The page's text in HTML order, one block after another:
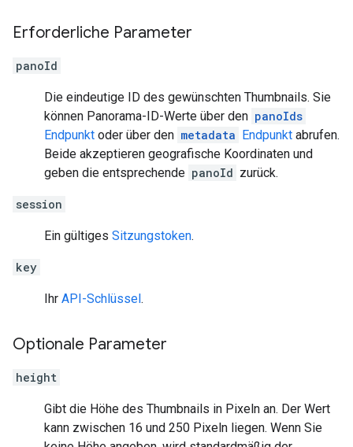
Erforderliche Parameter
panoId
Die eindeutige ID des gewünschten Thumbnails. Sie
können Panorama-ID-Werte über den panoIds
Endpunkt oder über den metadata Endpunkt abrufen.
Beide akzeptieren geografische Koordinaten und
geben die entsprechende panoId zurück.
session
Ein gültiges Sitzungstoken.
key
Ihr API-Schlüssel.
Optionale Parameter
height
Gibt die Höhe des Thumbnails in Pixeln an. Der Wert
kann zwischen 16 und 250 Pixeln liegen. Wenn Sie